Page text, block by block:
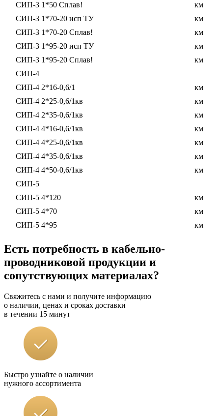
СИП-3 1*50 Сплав!
км
СИП-3 1*70-20 исп ТУ
км
СИП-3 1*70-20 Сплав!
км
СИП-3 1*95-20 исп ТУ
км
СИП-3 1*95-20 Сплав!
км
СИП-4
СИП-4 2*16-0,6/1
км
СИП-4 2*25-0,6/1кв
км
СИП-4 2*35-0,6/1кв
км
СИП-4 4*16-0,6/1кв
км
СИП-4 4*25-0,6/1кв
км
СИП-4 4*35-0,6/1кв
км
СИП-4 4*50-0,6/1кв
км
СИП-5
СИП-5 4*120
км
СИП-5 4*70
км
СИП-5 4*95
км
Есть потребность в кабельно-
проводниковой продукции и
сопутствующих материалах?
Свяжитесь с нами и получите информацию
о наличии, ценах и сроках доставки
в течении 15 минут
Быстро узнайте о наличии
нужного ассортимента